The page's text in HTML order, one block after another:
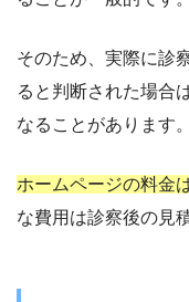
そのため、実際に診
ると判断された場合
なることがあります。
ホームページの料金
な費用は診察後の見